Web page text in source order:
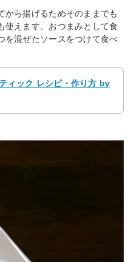
から揚げるためそのままでも
使えます。おつまみとして食
を混ぜたソースをつけて食べ
ィック レシピ・作り方 by